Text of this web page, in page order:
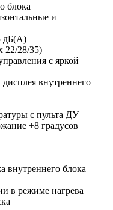
блока
и
дБ(А)
22/28/35)
с яркой
внутреннего
с пульта ДУ
+8 градусов
внутреннего блока
в режиме нагрева